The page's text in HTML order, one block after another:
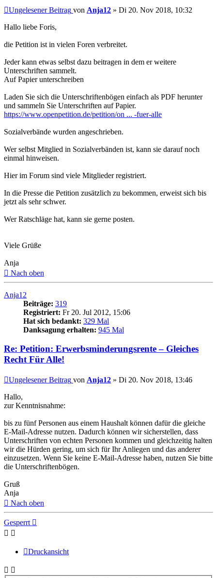
Ungelesener Beitrag von Anja12 » Di 20. Nov 2018, 10:32
Hallo liebe Foris,
die Petition ist in vielen Foren verbreitet.
Jeder kann etwas selbst dazu beitragen in dem er weitere
Unterschriften sammelt.
Auf Papier unterschreiben
Laden Sie sich die Unterschriftenbögen einfach als PDF herunter
und sammeln Sie Unterschriften auf Papier.
https://www.openpetition.de/petition/on ... -fuer-alle
Sozialverbände wurden angeschrieben.
Wer selbst Mitglied in Sozialverbänden ist, kann sie darauf noch
einmal hinweisen.
Hier im Forum sind viele Mitglieder registriert.
In die Presse die Petition zusätzlich zu bekommen, erweist sich bis
jetzt als sehr schwer.
Wer Ratschläge hat, kann sie gerne posten.
Viele Grüße
Anja
Nach oben
Anja12
Beiträge: 319
Registriert: Fr 20. Jul 2012, 15:06
Hat sich bedankt: 329 Mal
Danksagung erhalten: 945 Mal
Re: Petition: Erwerbsminderungsrente – Gleiches
Recht Für Alle!
Ungelesener Beitrag von Anja12 » Di 20. Nov 2018, 13:46
Hallo,
zur Kenntnisnahme:
bis zu fünf Personen aus einem Haushalt können dafür die gleiche
E-Mail-Adresse nutzen. Dadurch können wir sicherstellen, dass
Unterschriften von echten Personen kommen und gleichzeitig halten
wir die Hürden gering, um sich für Ihr Anliegen und das anderer
einzusetzen. Wenn Sie keine E-Mail-Adresse haben, nutzen Sie bitte
die Unterschriftenbögen.
Gruß
Anja
Nach oben
Gesperrt
Druckansicht